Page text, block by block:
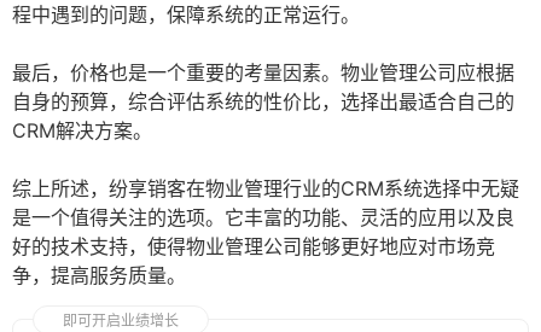
程中遇到的问题，保障系统的正常运行。
最后，价格也是一个重要的考量因素。物业管理公司应根据
自身的预算，综合评估系统的性价比，选择出最适合自己的
CRM解决方案。
综上所述，纷享销客在物业管理行业的CRM系统选择中无疑
是一个值得关注的选项。它丰富的功能、灵活的应用以及良
好的技术支持，使得物业管理公司能够更好地应对市场竞
争，提高服务质量。
即可开启业绩增长